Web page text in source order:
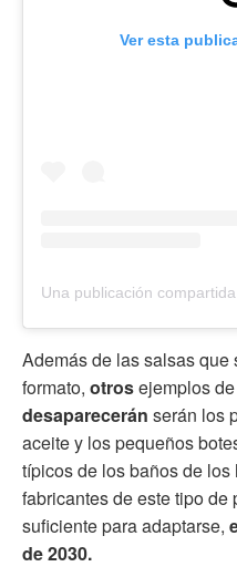
Ver esta
Además de las salsas
formato, otrosejemplos de
desaparecerán serán los
aceite y los pequeños
típicos de los baños de
fabricantes de este tipo
suficiente para adaptarse,
de 2030.